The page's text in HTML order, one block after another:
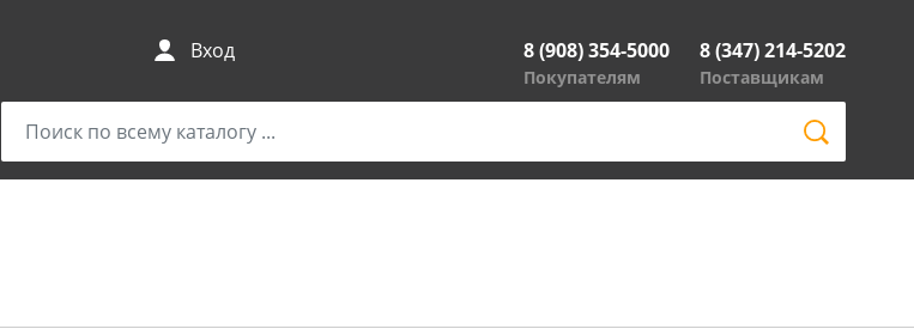
Вход 8 (908) 354-5000
Покупателям
8 (347) 214-5202
Поставщикам